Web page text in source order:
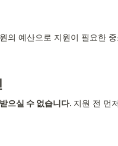
예산으로 지원이 필요한
으실 수 없습니다. 지원 전 먼